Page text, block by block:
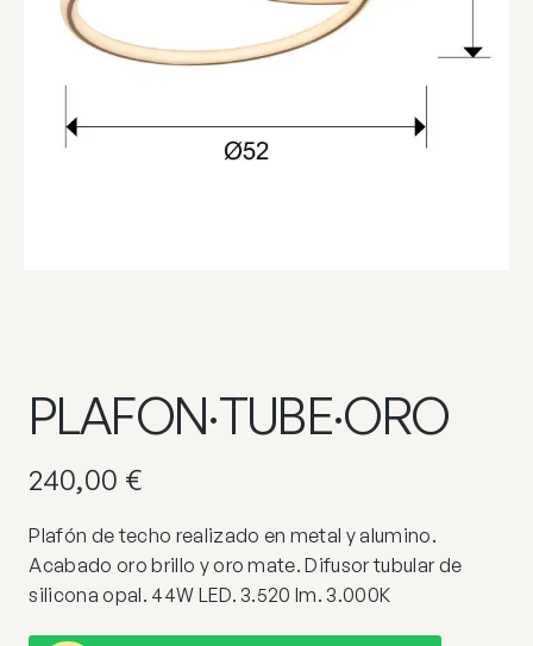
PLAFON·TUBE·ORO
240,00 €
Plafón de techo realizado en metal y alumino.
Acabado oro brillo y oro mate. Difusor tubular de
silicona opal. 44W LED. 3.520 lm. 3.000K